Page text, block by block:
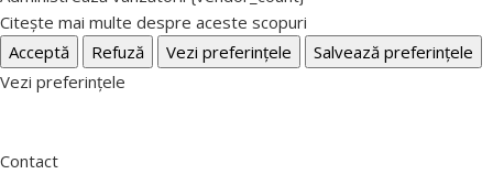
Citește mai multe despre aceste scopuri
Acceptă
Refuză Vezi preferințele
Salvează preferințele
Vezi preferințele
Contact